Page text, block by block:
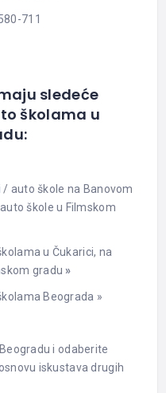
711
sledeće
školama u
/ auto škole na Banovom
auto škole u Filmskom
u Čukarici, na
gradu»
Beograda »
i odaberite
iskustava drugih